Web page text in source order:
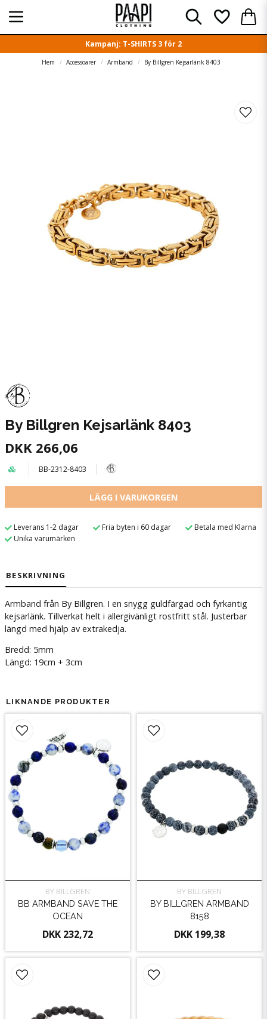
Kampanj: T-SHIRTS 3 för 2
Hem Accessoarer Armband By Billgren Kejsarlänk 8403
By Billgren Kejsarlänk 8403
DKK 266,06
BB-2312-8403
LÄGG I VARUKORGEN
Leverans 1-2 dagar Fria byten i 60 dagar
Betala med Klarna
Unika varumärken
BESKRIVNING
Armband från By Billgren. I en snygg guldfärgad och fyrkantig
kejsarlänk. Tillverkat helt i allergivänligt rostfritt stål. Justerbar
längd med hjälp av extrakedja.
Bredd: 5mm
Längd: 19cm + 3cm
LIKNANDE PRODUKTER
BY BILLGREN
BB ARMBAND SAVE THE
OCEAN
DKK 232,72
BY BILLGREN
BY BILLGREN ARMBAND
8158
DKK 199,38